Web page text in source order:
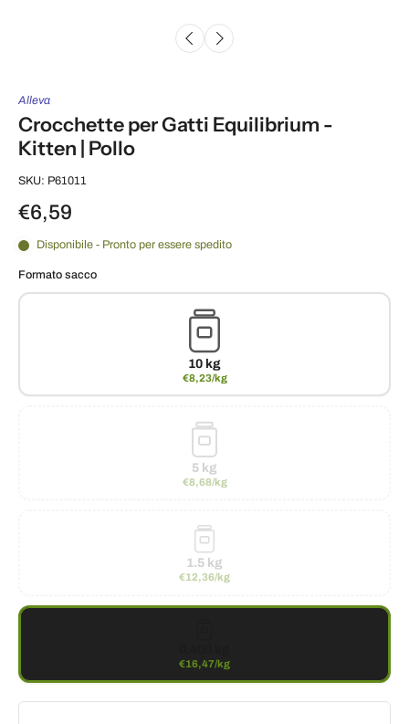
Alleva
Crocchette per Gatti Equilibrium -
Kitten | Pollo
SKU: P61011
€6,59
Disponibile - Pronto per essere spedito
Formato sacco
10 kg
€8,23/kg
5 kg
€8,68/kg
1.5 kg
€12,36/kg
€16,47/kg